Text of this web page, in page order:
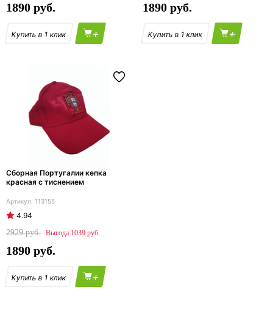
1890
+
1890
+
Сборная Португалии кепка
красная с тиснением
113155
4.94
2929
1039
1890
+